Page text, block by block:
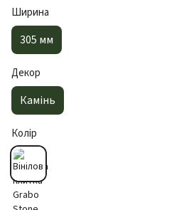
Ширина
305 мм
Декор
Камінь
Колір